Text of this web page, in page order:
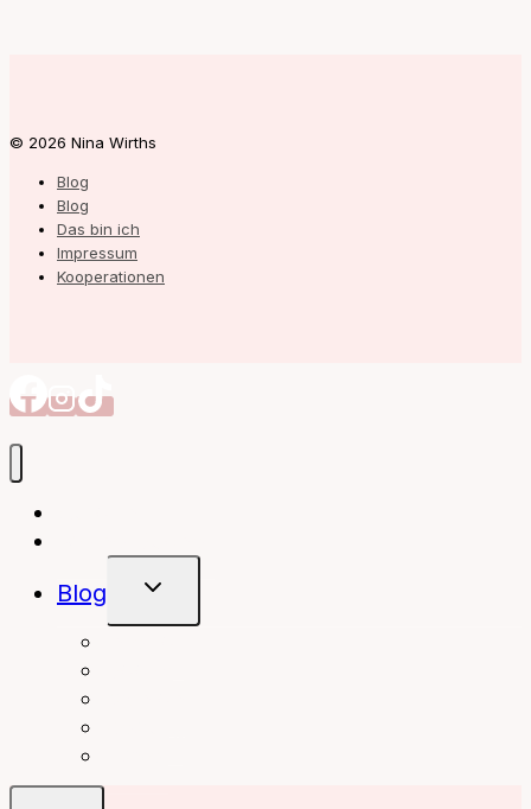
© 2026 Nina Wirths
Blog
Blog
Das bin ich
Impressum
Kooperationen
Blog
Untermenü